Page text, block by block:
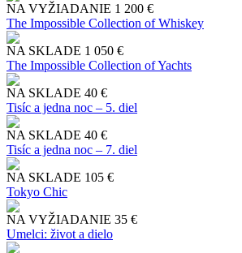
NA VYŽIADANIE 1 200 €
The Impossible Collection of Whiskey
NA SKLADE 1 050 €
The Impossible Collection of Yachts
NA SKLADE 40 €
Tisíc a jedna noc – 5. diel
NA SKLADE 40 €
Tisíc a jedna noc – 7. diel
NA SKLADE 105 €
Tokyo Chic
NA VYŽIADANIE 35 €
Umelci: život a dielo